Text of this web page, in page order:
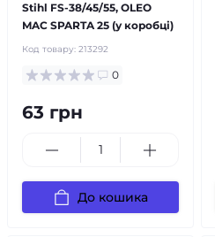
Stihl FS-38/45/55, OLEO
MAC SPARTA 25 (у коробці)
Код товару: 213292
0
63 грн
До кошика